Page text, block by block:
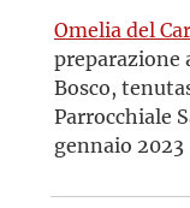
Omelia del
preparazione
Bosco,
Parrocchiale
gennaio 2023